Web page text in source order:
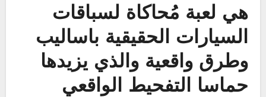
هي لعبة مُحاكاة لسباقات
السيارات الحقيقية باساليب
وطرق واقعية والذي يزيدها
حماسا التفحيط الواقعي